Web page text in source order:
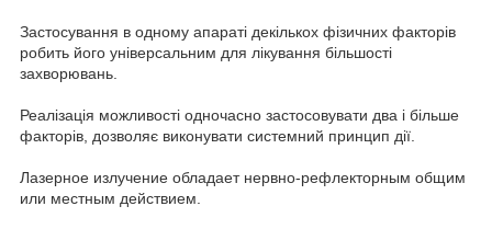
Застосування в одному апараті декількох фізичних факторів
робить його універсальним для лікування більшості
захворювань.
Реалізація можливості одночасно застосовувати два і більше
факторів, дозволяє виконувати системний принцип дії.
Лазерное излучение обладает нервно-рефлекторным общим
или местным действием.